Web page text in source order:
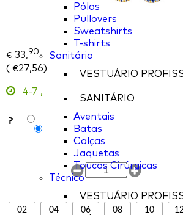
Pólos
Pullovers
Sweatshirts
T-shirts
Sanitário
VESTUÁRIO
SANITÁRIO
Aventais
Batas
Calças
Jaquetas
Toucas Cirúrgicas
Técnico
VESTUÁRIO
€ 33,90
( €27,56)
4-7 ,
?
02 04 06 08 10